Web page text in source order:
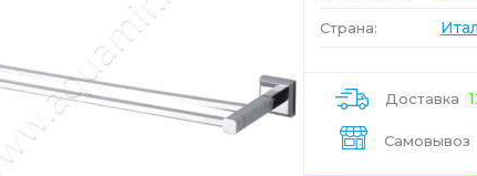
Страна:
Доставка
Самовывоз